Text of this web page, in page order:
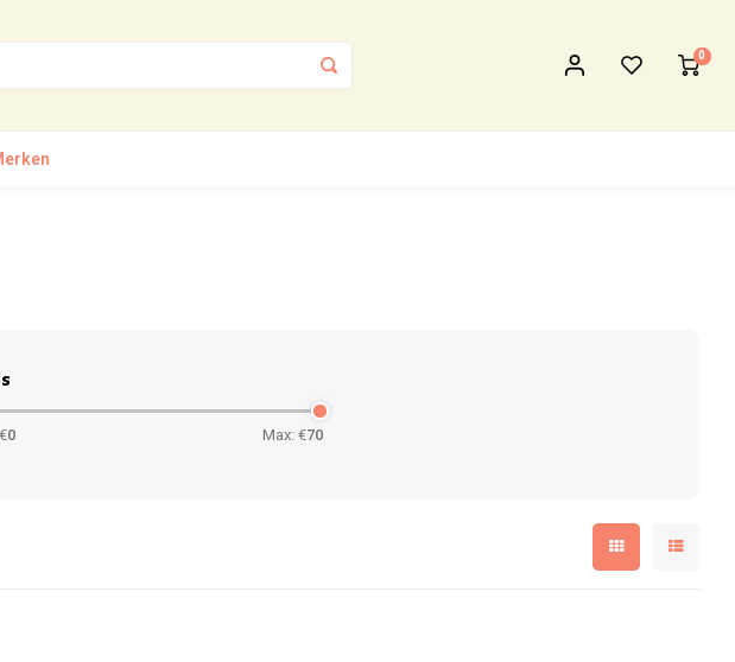
0
0 Max: €70